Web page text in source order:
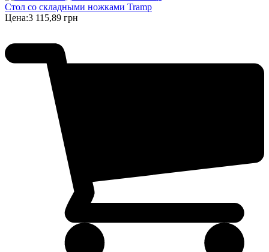
Стол со складными ножками Tramp
Цена:3 115,89 грн